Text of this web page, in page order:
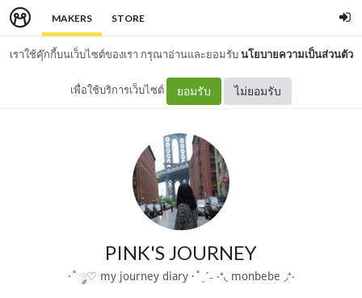
MAKERS STORE
เราใช้คุ๊กกี้บนเว็บไซต์ของเรา กรุณาอ่านและยอมรับนโยบายความเป็นส่วนตัว
เพื่อใช้บริการเว็บไซต์ ยอมรับ ไม่ยอมรับ
PINK'S JOURNEY
·˚ ༘♡ my journey diary ·˚ˎˊ˗ ‧⁺◟ monbebe ◞⁺‧